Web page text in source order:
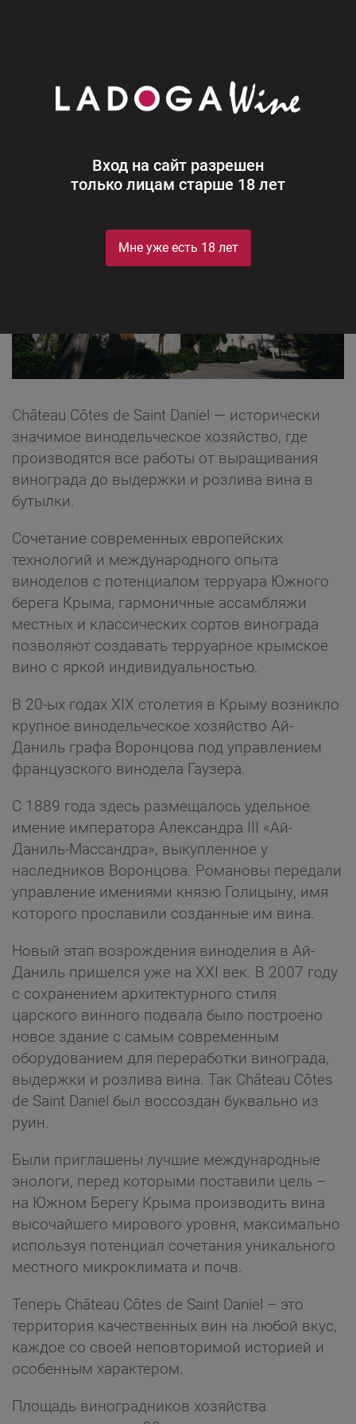
Вход на сайт разрешен
только лицам старше 18 лет
Мне уже есть 18 лет
Château Côtes de Saint Daniel
Château Côtes de Saint Daniel
Château Côtes de Saint Daniel — исторически
значимое винодельческое хозяйство, где
производятся все работы от выращивания
винограда до выдержки и розлива вина в
бутылки.
Сочетание современных европейских
технологий и международного опыта
виноделов с потенциалом терруара Южного
берега Крыма, гармоничные ассамбляжи
местных и классических сортов винограда
позволяют создавать терруарное крымское
вино с яркой индивидуальностью.
В 20-ых годах XIX столетия в Крыму возникло
крупное винодельческое хозяйство Ай-
Даниль графа Воронцова под управлением
французского винодела Гаузера.
С 1889 года здесь размещалось удельное
имение императора Александра III «Ай-
Даниль-Массандра», выкупленное у
наследников Воронцова. Романовы передали
управление имениями князю Голицыну, имя
которого прославили созданные им вина.
Новый этап возрождения виноделия в Ай-
Даниль пришелся уже на XXI век. В 2007 году
с сохранением архитектурного стиля
царского винного подвала было построено
новое здание с самым современным
оборудованием для переработки винограда,
выдержки и розлива вина. Так Château Côtes
de Saint Daniel был воссоздан буквально из
руин.
Были приглашены лучшие международные
энологи, перед которыми поставили цель –
на Южном Берегу Крыма производить вина
высочайшего мирового уровня, максимально
используя потенциал сочетания уникального
местного микроклимата и почв.
Теперь Château Côtes de Saint Daniel – это
территория качественных вин на любой вкус,
каждое со своей неповторимой историей и
особенным характером.
Площадь виноградников хозяйства